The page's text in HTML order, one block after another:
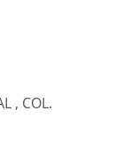
, COL.